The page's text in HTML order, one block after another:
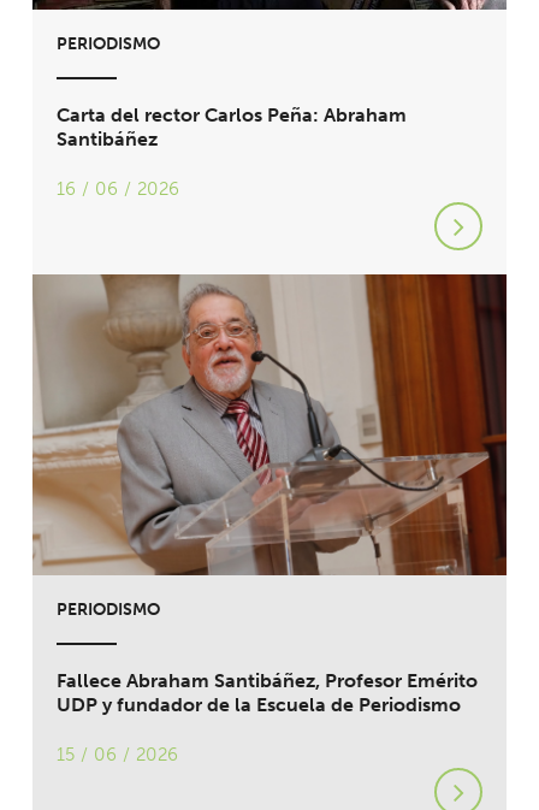
PERIODISMO
Carta del rector Carlos Peña: Abraham
Santibáñez
16 / 06 / 2026
PERIODISMO
Fallece Abraham Santibáñez, Profesor Emérito
UDP y fundador de la Escuela de Periodismo
15 / 06 / 2026